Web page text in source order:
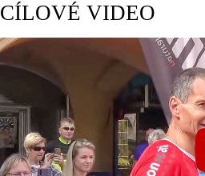
CÍLOVÉ VIDEO